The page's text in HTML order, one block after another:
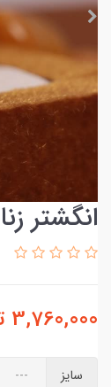
انگشتر
3,760,000
سایز